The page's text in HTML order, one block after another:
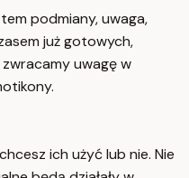
podmiany, uwaga,
już gotowych,
uwagę w
ich użyć lub nie. Nie